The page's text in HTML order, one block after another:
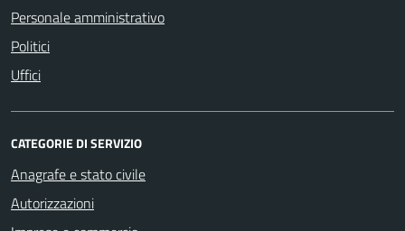
Personale amministrativo
Politici
Uffici
CATEGORIE DI SERVIZIO
Anagrafe e stato civile
Autorizzazioni